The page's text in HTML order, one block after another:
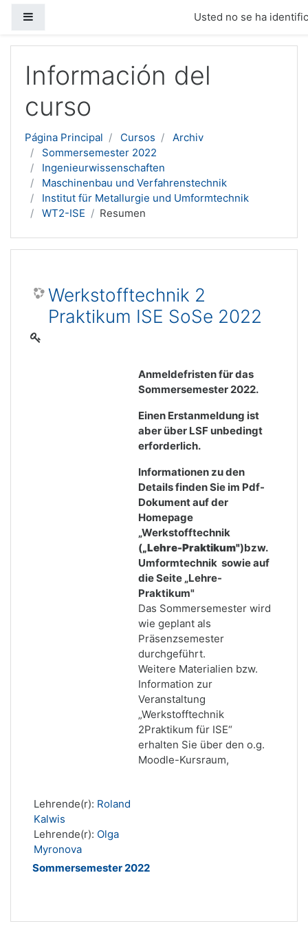
Usted no se ha
Información del
curso
Página Principal Cursos
Archiv
Sommersemester 2022
Ingenieurwissenschaften
Maschinenbau und Verfahrenstechnik
Institut für Metallurgie und Umformtechnik
WT2-ISE
Resumen
Werkstofftechnik 2
Praktikum ISE SoSe 2022
Anmeldefristen für das
Sommersemester 2022.
Einen Erstanmeldung ist
aber über LSF unbedingt
erforderlich.
Informationen zu den
Details finden Sie im Pdf-
Dokument auf der
Homepage
„Werkstofftechnik
(„Lehre-Praktikum")bzw.
Umformtechnik sowie auf
die Seite „Lehre-
Praktikum"
Das Sommersemester wird
wie geplant als
Präsenzsemester
durchgeführt.
Weitere Materialien bzw.
Information zur
Veranstaltung
„Werkstofftechnik
2Praktikum für ISE“
erhalten Sie über den o.g.
Moodle-Kursraum,
Lehrende(r): Roland
Kalwis
Lehrende(r): Olga
Myronova
Sommersemester 2022